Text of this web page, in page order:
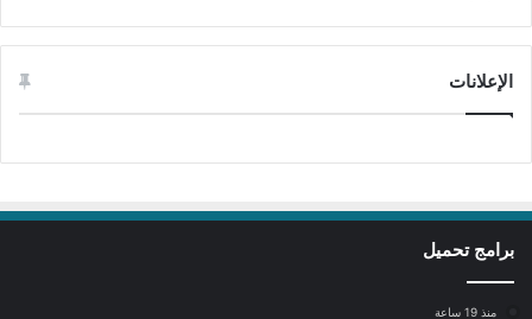
الإعلانات
برامج تحميل
منذ 19 ساعة